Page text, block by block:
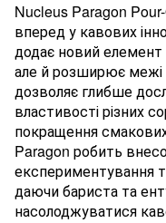
Nucleus Paragon
вперед у кавових
додає новий
але й розширює межі
дозволяє глибше
властивості різних
покращення
Paragon робить
експериментування
даючи бариста та
насолоджуватися